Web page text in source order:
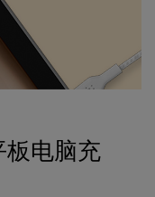
电脑充